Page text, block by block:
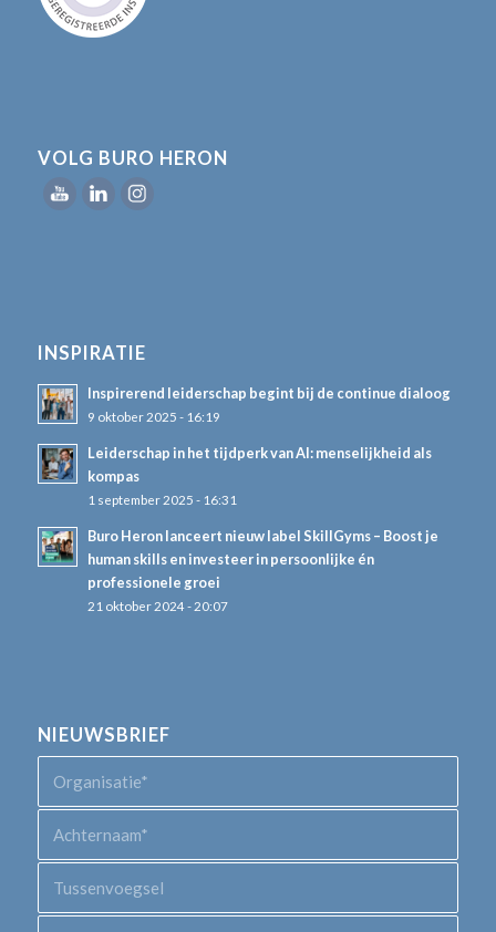
VOLG BURO HERON
INSPIRATIE
Inspirerend leiderschap begint bij de continue dialoog
9 oktober 2025 - 16:19
Leiderschap in het tijdperk van AI: menselijkheid als
kompas
1 september 2025 - 16:31
Buro Heron lanceert nieuw label SkillGyms – Boost je
human skills en investeer in persoonlijke én
professionele groei
21 oktober 2024 - 20:07
NIEUWSBRIEF